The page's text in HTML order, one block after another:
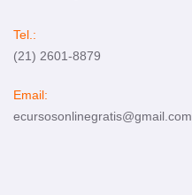
Tel.:
(21) 2601-8879
Email:
ecursosonlinegratis@gmail.com